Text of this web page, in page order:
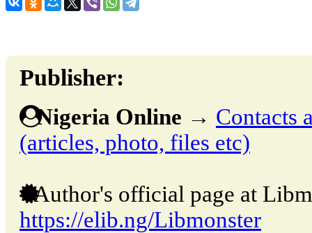
Publisher:
Nigeria Online → Contacts
(articles, photo, files etc)
Author's official page at
https://elib.ng/Libmonster